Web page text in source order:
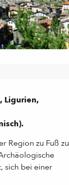
Ligurien,
Region zu Fuß zu
sich bei einer